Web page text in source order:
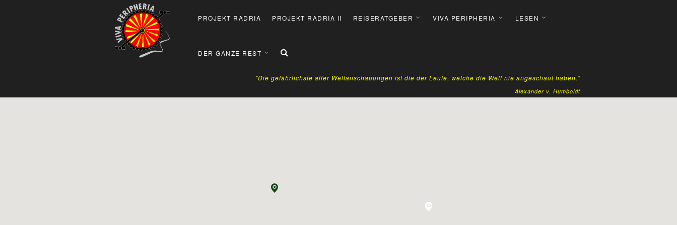
PROJEKT RADRIA PROJEKT RADRIA II REISERATGEBER VIVA PERIPHERIA LESEN
DER GANZE REST
"Die gefährlichste aller Weltanschauungen ist die der Leute, welche die Welt nie angeschaut haben."
Alexander v. Humboldt